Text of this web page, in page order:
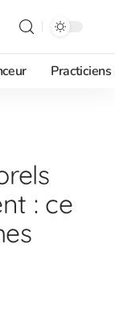
Practiciens
: ce